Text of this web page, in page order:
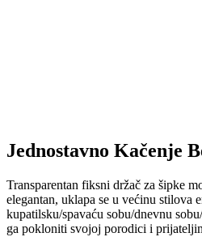
Jednostavno Kačenje
Transparentan fiksni držač za šipke
elegantan, uklapa se u većinu stilova
kupatilsku/spavaću sobu/dnevnu
ga pokloniti svojoj porodici i